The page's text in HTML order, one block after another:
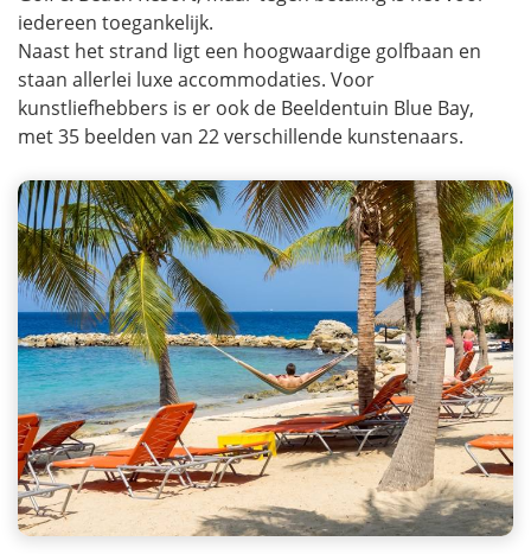
iedereen toegankelijk.
Naast het strand ligt een hoogwaardige golfbaan en
staan allerlei luxe accommodaties. Voor
kunstliefhebbers is er ook de Beeldentuin Blue Bay,
met 35 beelden van 22 verschillende kunstenaars.